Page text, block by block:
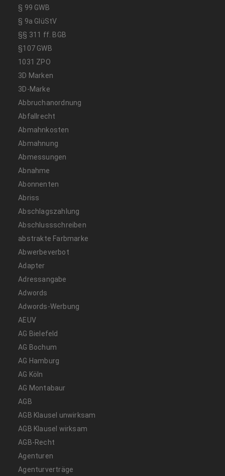
§ 99 GWB
§ 9a GlüStV
§§ 311 ff. BGB
§107 GWB
1031 ZPO
3D Marken
3D-Marke
Abbruchanordnung
Abfallrecht
Abmahnkosten
Abmahnung
Abmessungen
Abnahme
Abonnenten
Abriss
Abschlagszahlung
Abschlussschreiben
abstrakte Farbmarke
Abwerbeverbot
Adapter
Adressangabe
Adwords
Adwords-Werbung
AEUV
AG Bielefeld
AG Bochum
AG Hamburg
AG Köln
AG Montabaur
AGB
AGB Klausel unwirksam
AGB Klausel wirksam
AGB-Recht
Agenturen
Agenturverträge